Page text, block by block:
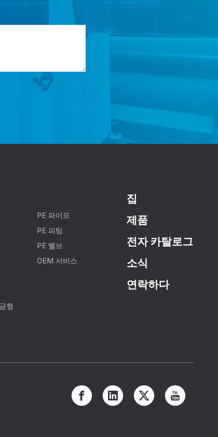
형
PE 파이프
PE 피팅
PE 밸브
OEM 서비스
집
제품
전자 카탈로그
소식
연락하다